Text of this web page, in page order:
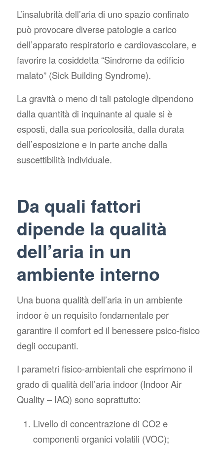
L’insalubrità dell’aria di uno spazio confinato
può provocare diverse patologie a carico
dell’apparato respiratorio e cardiovascolare, e
favorire la cosiddetta “Sindrome da edificio
malato” (Sick Building Syndrome).
La gravità o meno di tali patologie dipendono
dalla quantità di inquinante al quale si è
esposti, dalla sua pericolosità, dalla durata
dell’esposizione e in parte anche dalla
suscettibilità individuale.
Da quali fattori
dipende la qualità
dell’aria in un
ambiente interno
Una buona qualità dell’aria in un ambiente
indoor è un requisito fondamentale per
garantire il comfort ed il benessere psico-fisico
degli occupanti.
I parametri fisico-ambientali che esprimono il
grado di qualità dell’aria indoor (Indoor Air
Quality – IAQ) sono soprattutto:
Livello di concentrazione di CO2 e
componenti organici volatili (VOC);